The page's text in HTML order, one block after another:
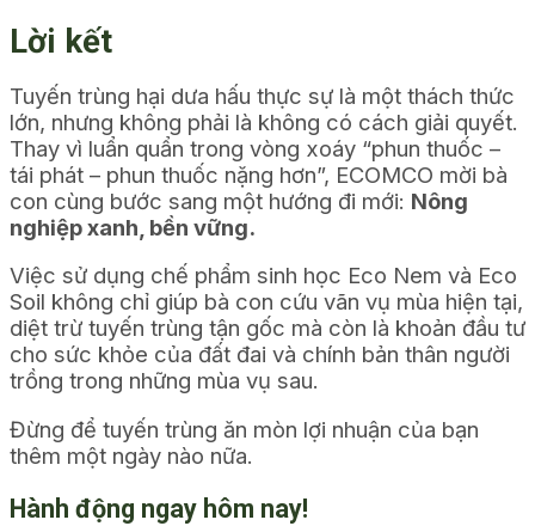
Lời kết
Tuyến trùng hại dưa hấu thực sự là một thách thức
lớn, nhưng không phải là không có cách giải quyết.
Thay vì luẩn quẩn trong vòng xoáy “phun thuốc –
tái phát – phun thuốc nặng hơn”, ECOMCO mời bà
con cùng bước sang một hướng đi mới: Nông
nghiệp xanh, bền vững.
Việc sử dụng chế phẩm sinh học Eco Nem và Eco
Soil không chỉ giúp bà con cứu vãn vụ mùa hiện tại,
diệt trừ tuyến trùng tận gốc mà còn là khoản đầu tư
cho sức khỏe của đất đai và chính bản thân người
trồng trong những mùa vụ sau.
Đừng để tuyến trùng ăn mòn lợi nhuận của bạn
thêm một ngày nào nữa.
Hành động ngay hôm nay!